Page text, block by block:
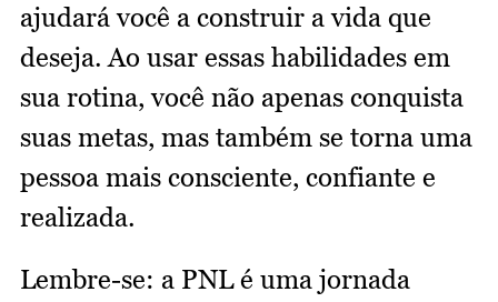
ajudará você a construir a vida que
deseja. Ao usar essas habilidades em
sua rotina, você não apenas conquista
suas metas, mas também se torna uma
pessoa mais consciente, confiante e
realizada.
Lembre-se: a PNL é uma jornada